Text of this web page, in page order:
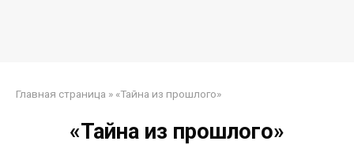
Главная страница » «Тайна из прошлого»
«Тайна из прошлого»